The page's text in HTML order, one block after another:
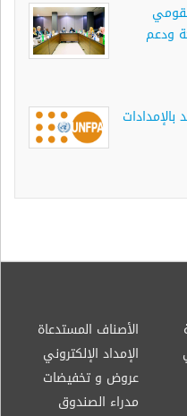
ودعم
الأصناف المستدعاة
الإمداد الإلكتروني
عروض و تخفيضات
مدراء الصندوق